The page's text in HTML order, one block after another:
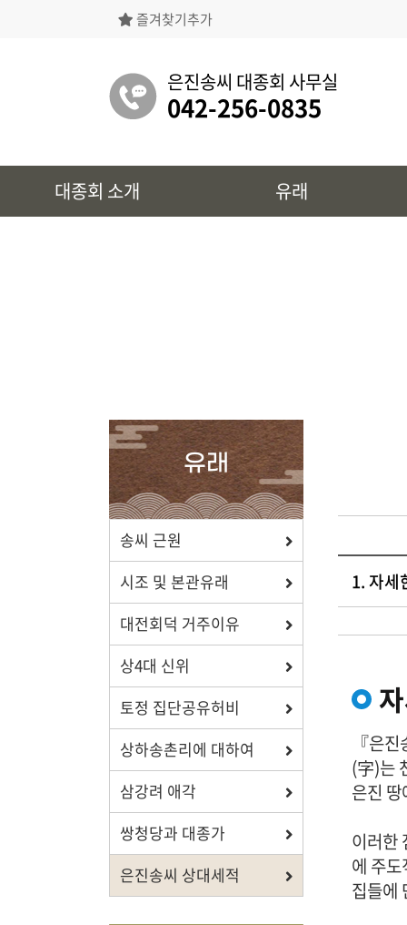
즐겨찾기추가
은진송씨 대종회 사무실
042-256-0835
대종회 소개 유래
유래
시조 및 보관유리, 선대묘역을
포상/장학
효행 정신과 숭조돈종의 사상이
투철한 장학생을 지원합니다.
자료실
보학, 전통상식, 도서관에서
유익한 정보를 확인하세요.
족보 자료실
유래
송씨 근원
시조 및 본관유래
대전회덕 거주이유
상4대 신위
토정 집단공유허비
상하송촌리에 대하여
삼강려 애각
쌍청당과 대종가
은진송씨 상대세적
1. 자세
『은
(字)는
은진
이러한
에 주
집들에